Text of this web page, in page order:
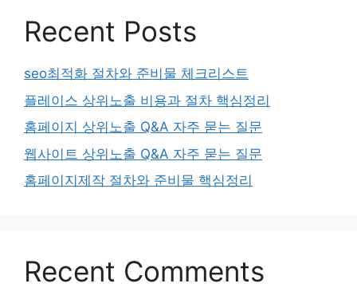
Recent Posts
seo최적화 절차와 준비물 체크리스트
플레이스 상위노출 비용과 절차 핵심정리
홈페이지 상위노출 Q&A 자주 묻는 질문
웹사이트 상위노출 Q&A 자주 묻는 질문
홈페이지제작 절차와 준비물 핵심정리
Recent Comments